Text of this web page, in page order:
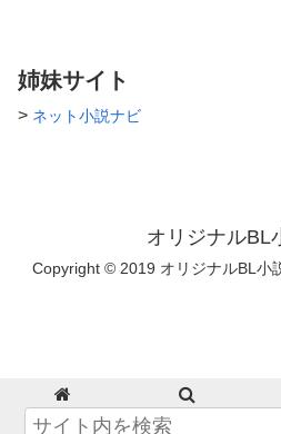
姉妹サイト
> ネット小説ナビ
オリジナルBL
Copyright © 2019 オリジナルBL小
ホーム